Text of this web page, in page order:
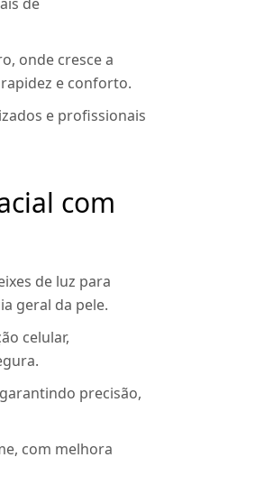
onde cresce a
e conforto.
e profissionais
com
de luz para
geral da pele.
celular,
precisão,
com melhora